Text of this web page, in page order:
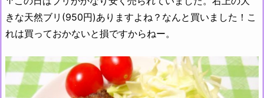
きな天然ブリ(950円)ありますよね？なんと買いました！こ
れは買っておかないと損ですからねー。